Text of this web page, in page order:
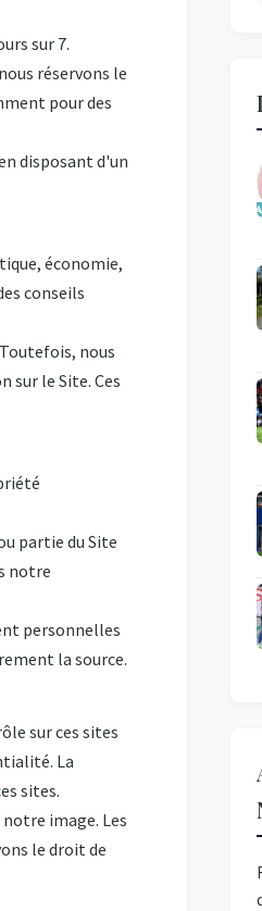
sur 7.
réservons le
pour des
disposant d'un
économie,
conseils
nous
le Site. Ces
partie du Site
notre
personnelles
la source.
sur ces sites
La
sites.
image. Les
le droit de